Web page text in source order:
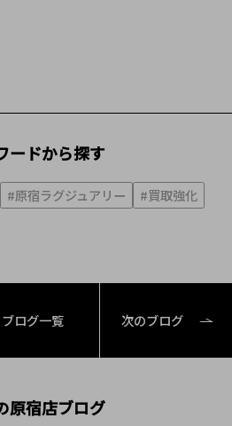
ードから探す
#原宿ラグジュアリー
#買取強化
ブログ一覧 次のブログ
原宿店ブログ